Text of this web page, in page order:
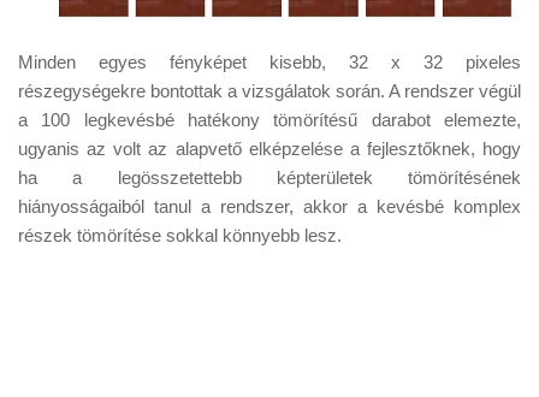
Minden egyes fényképet kisebb, 32 x 32 pixeles
részegységekre bontottak a vizsgálatok során. A rendszer végül
a 100 legkevésbé hatékony tömörítésű darabot elemezte,
ugyanis az volt az alapvető elképzelése a fejlesztőknek, hogy
ha a legösszetettebb képterületek tömörítésének
hiányosságaiból tanul a rendszer, akkor a kevésbé komplex
részek tömörítése sokkal könnyebb lesz.